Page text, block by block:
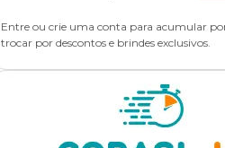
Entre ou crie uma conta para acumular
trocar por descontos e brindes exclusivos.